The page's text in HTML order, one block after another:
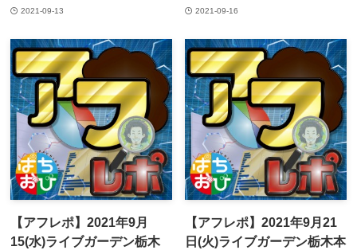
2021-09-13 2021-09-16
【アフレポ】2021年9月
15(水)ライブガーデン栃木
【アフレポ】2021年9月21
日(火)ライブガーデン栃木本